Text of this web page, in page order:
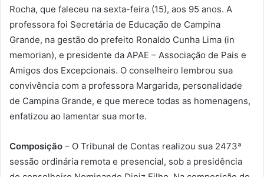
Rocha, que faleceu na sexta-feira (15), aos 95 anos. A
professora foi Secretária de Educação de Campina
Grande, na gestão do prefeito Ronaldo Cunha Lima (in
memorian), e presidente da APAE – Associação de Pais e
Amigos dos Excepcionais. O conselheiro lembrou sua
convivência com a professora Margarida, personalidade
de Campina Grande, e que merece todas as homenagens,
enfatizou ao lamentar sua morte.
Composição – O Tribunal de Contas realizou sua 2473ª
sessão ordinária remota e presencial, sob a presidência